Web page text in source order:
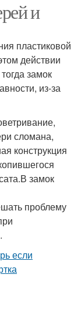
и
пластиковой
действии
замок
из-за
сломана,
конструкция
замок
проблему